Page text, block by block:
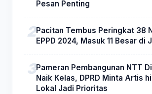
Pesan Penting
Pacitan Tembus Peringkat 38
EPPD 2024, Masuk 11 Besar di
Pameran Pembangunan NTT
Naik Kelas, DPRD Minta Artis
Lokal Jadi Prioritas